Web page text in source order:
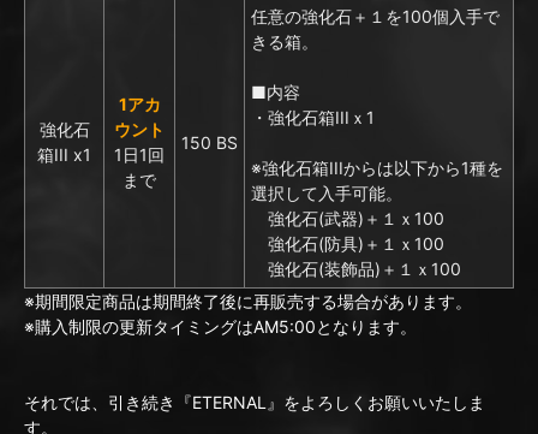
強化石
箱III x1
1アカ
ウント
1日1回
まで
150 BS
任意の強化石＋１を100個入手で
きる箱。
■内容
・強化石箱IIIｘ1
※強化石箱IIIからは以下から1種を
選択して入手可能。
強化石(武器)＋１ｘ100
強化石(防具)＋１ｘ100
強化石(装飾品)＋１ｘ100
※期間限定商品は期間終了後に再販売する場合があります。
※購入制限の更新タイミングはAM5:00となります。
それでは、引き続き『ETERNAL』をよろしくお願いいたしま
す。